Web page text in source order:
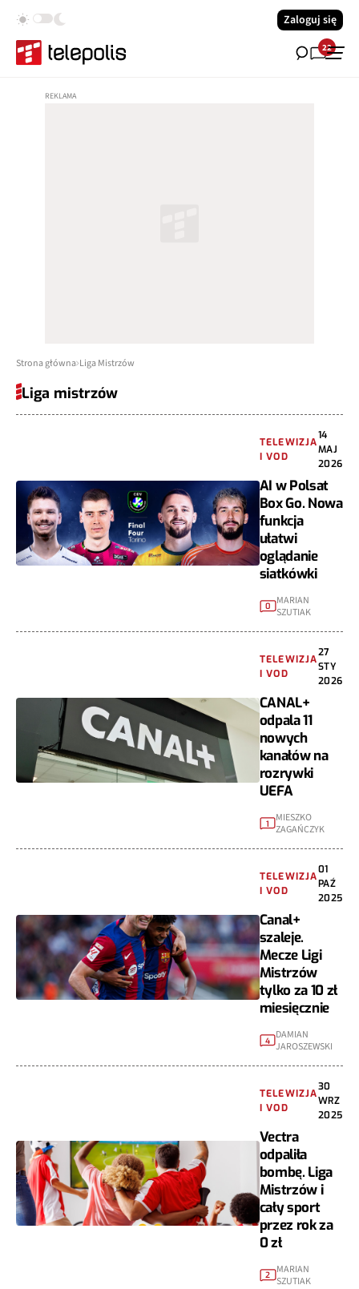
Zaloguj się
22
Strona główna Liga Mistrzów
Liga mistrzów
TELEWIZJA
I VOD
14
MAJ
2026
AI w Polsat
Box Go. Nowa
funkcja
ułatwi
oglądanie
siatkówki
0
MARIAN
SZUTIAK
TELEWIZJA
I VOD
27
STY
2026
CANAL+
odpala 11
nowych
kanałów na
rozrywki
UEFA
1
MIESZKO
ZAGAŃCZYK
TELEWIZJA
I VOD
01
PAŹ
2025
Canal+
szaleje.
Mecze Ligi
Mistrzów
tylko za 10 zł
miesięcznie
4 DAMIAN
JAROSZEWSKI
TELEWIZJA
I VOD
30
WRZ
2025
Vectra
odpaliła
bombę. Liga
Mistrzów i
cały sport
przez rok za
0 zł
2
MARIAN
SZUTIAK